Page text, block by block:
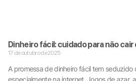
Dinheiro fácil: cuidado para não cair
17 de outubro de 2025
A promessa de dinheiro fácil tem seduzido